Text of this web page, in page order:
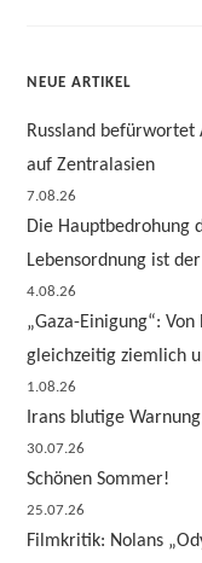
NEUE ARTIKEL
Russland befürwortet
auf Zentralasien
7.08.26
Die Hauptbedrohung
Lebensordnung ist
4.08.26
„Gaza-Einigung“:
gleichzeitig ziemlich
1.08.26
Irans blutige
30.07.26
Schönen Sommer!
25.07.26
Filmkritik: Nolans